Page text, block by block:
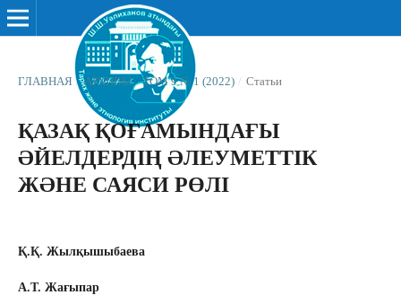
ГЛАВНАЯ / АРХИВЫ / ТОМ 9 № 1 (2022) / Статьи
ҚАЗАҚ ҚОҒАМЫНДАҒЫ
ӘЙЕЛДЕРДІҢ ӘЛЕУМЕТТІК
ЖӘНЕ САЯСИ РӨЛІ
Қ.Қ. Жылқышыбаева
А.Т. Жағыпар